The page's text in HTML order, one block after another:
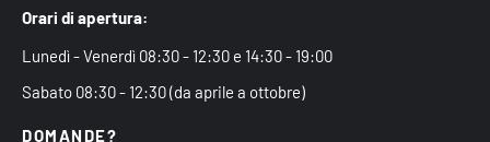
Orari di apertura:
Lunedì - Venerdì 08:30 - 12:30 e 14:30 - 19:00
Sabato 08:30 - 12:30 (da aprile a ottobre)
DOMANDE?